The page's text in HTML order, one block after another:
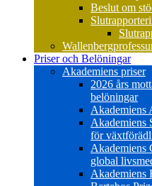
Beslut om
Priser och Belöningar
Akademiens priser
2026 års
belöningar
Akademiens
Akademiens
för
Akademiens
global
Akademiens